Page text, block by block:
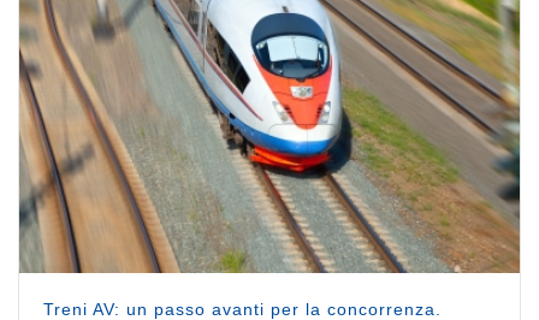
Treni AV: un passo avanti per la concorrenza.